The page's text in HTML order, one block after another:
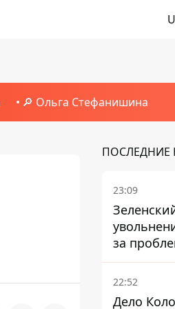
🔎 Ольга Стефанишина
ПОСЛЕДНИЕ
23:09
за
Марганце
22:52
Дело